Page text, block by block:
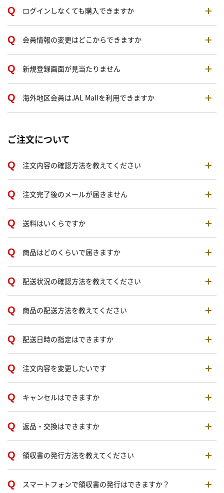
ログインしなくても購入できますか
会員情報の変更はどこからできますか
新規登録画面が見当たりません
海外地区会員はJAL Mallを利用できますか
ご注文について
注文内容の確認方法を教えてください
注文完了後のメールが届きません
送料はいくらですか
商品はどのくらいで届きますか
配送状況の確認方法を教えてください
商品の配送方法を教えてください
配送日時の指定はできますか
注文内容を変更したいです
キャンセルはできますか
返品・交換はできますか
領収書の発行方法を教えてください
スマートフォンで領収書の発行はできますか？